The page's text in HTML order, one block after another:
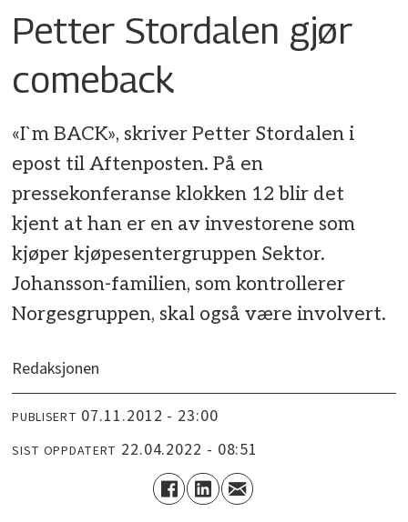
Petter Stordalen gjør
comeback
«I`m BACK», skriver Petter Stordalen i
epost til Aftenposten. På en
pressekonferanse klokken 12 blir det
kjent at han er en av investorene som
kjøper kjøpesentergruppen Sektor.
Johansson-familien, som kontrollerer
Norgesgruppen, skal også være involvert.
Redaksjonen
PUBLISERT 07.11.2012 - 23:00
SIST OPPDATERT 22.04.2022 - 08:51